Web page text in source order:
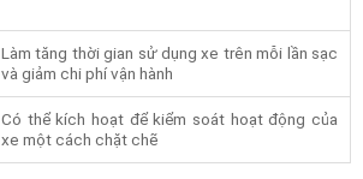
Làm tăng thời gian sử dụng xe trên mỗi lần sạc
và giảm chi phí vận hành
Có thể kích hoạt để kiểm soát hoạt động của
xe một cách chặt chẽ